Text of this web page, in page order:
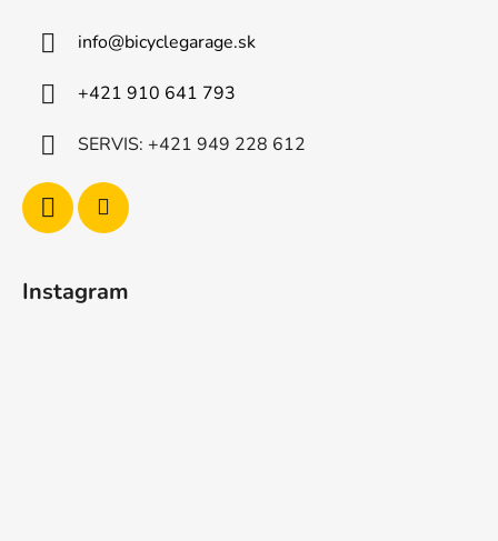
info@bicyclegarage.sk
+421 910 641 793
SERVIS: +421 949 228 612
Instagram